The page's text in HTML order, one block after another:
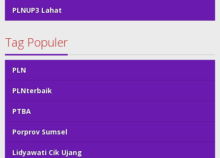
PLNUP3 Lahat
Tag Populer
PLN
PLNterbaik
PTBA
Porprov Sumsel
Lidyawati Cik Ujang